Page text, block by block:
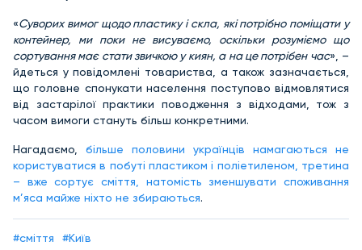
«Суворих вимог щодо пластику і скла, які потрібно поміщати у
контейнер, ми поки не висуваємо, оскільки розуміємо що
сортування має стати звичкою у киян, а на це потрібен час», –
йдеться у повідомлені товариства, а також зазначається,
що головне спонукати населення поступово відмовлятися
від застарілої практики поводження з відходами, тож з
часом вимоги стануть більш конкретними.
Нагадаємо,
більше половини українців намагаються не
користуватися в побуті пластиком і поліетиленом, третина
– вже сортує сміття, натомість зменшувати споживання
м’яса майже ніхто не збираються.
#сміття #Київ